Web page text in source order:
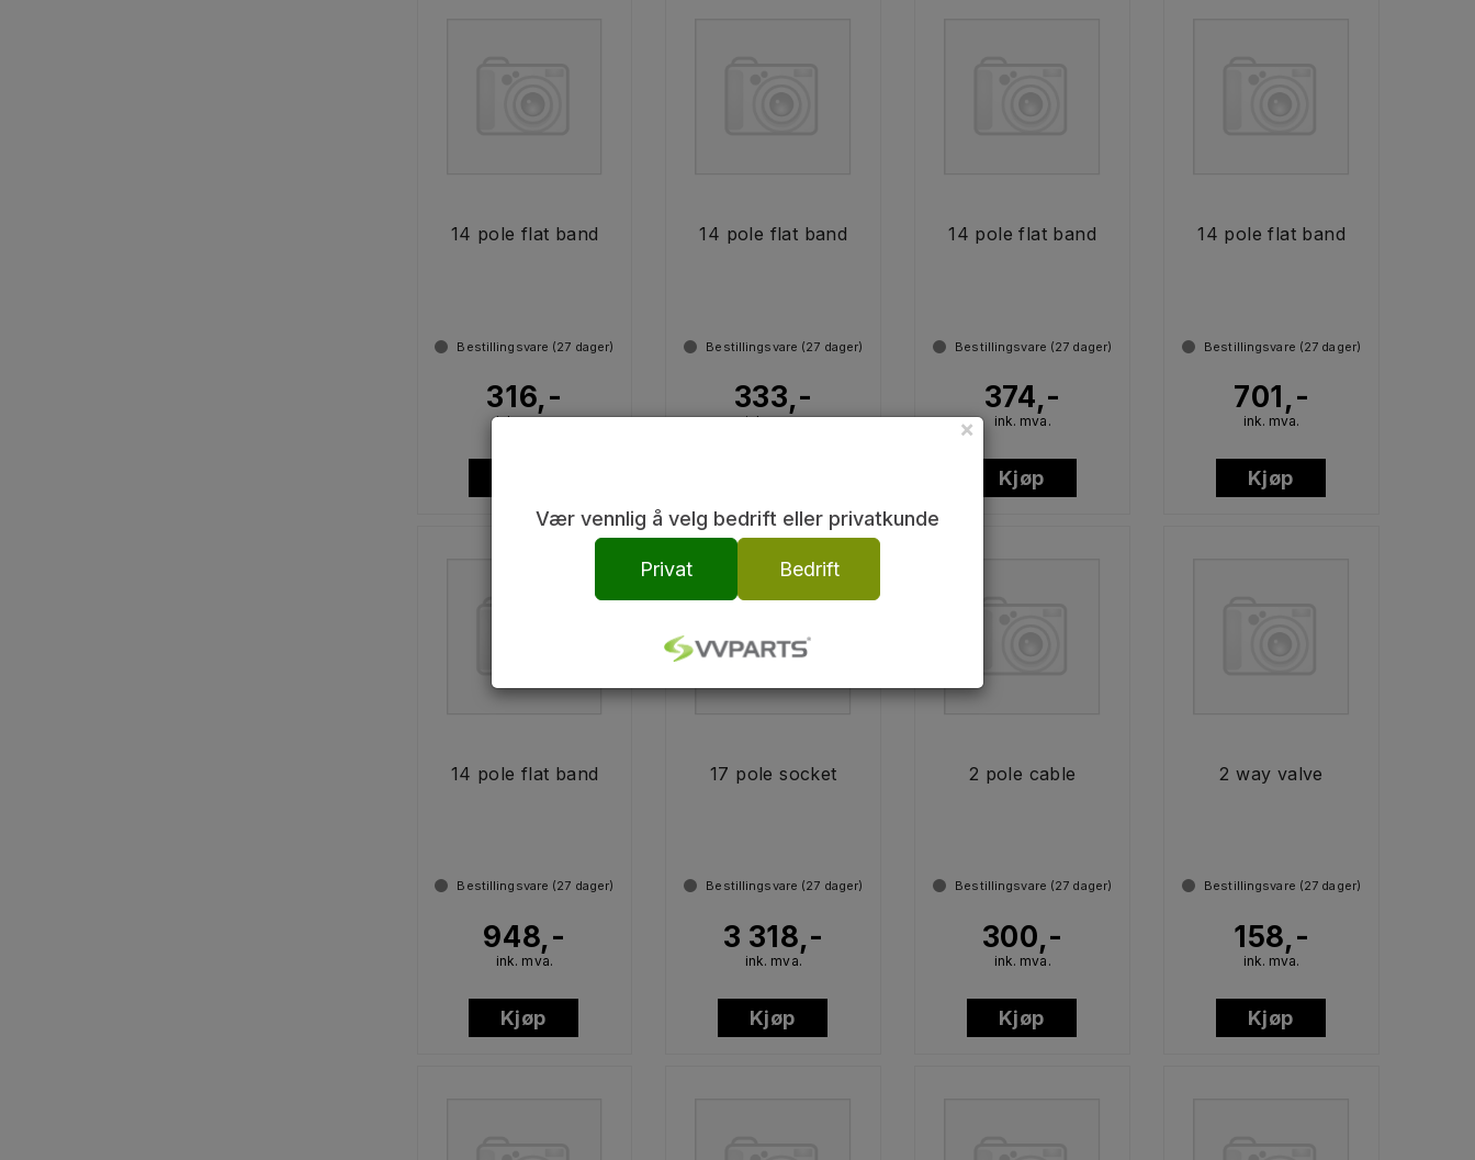
14 pole flat band
Bestillingsvare (27 dager)
316,-
ink. mva.
14 pole flat band
Bestillingsvare (27 dager)
333,-
ink. mva.
14 pole flat band
Bestillingsvare (27 dager)
374,-
ink. mva.
Kjøp
14 pole flat band
Bestillingsvare (27 dager)
701,-
ink. mva.
Kjøp
14 pole flat band
Bestillingsvare (27 dager)
948,-
ink. mva.
Kjøp
17 pole socket
Bestillingsvare (27 dager)
3 318,-
ink. mva.
Kjøp
2 pole cable
Bestillingsvare (27 dager)
300,-
ink. mva.
Kjøp
2 way valve
Bestillingsvare (27 dager)
158,-
ink. mva.
Kjøp
×
Vær vennlig å velg bedrift eller privatkunde
Privat Bedrift